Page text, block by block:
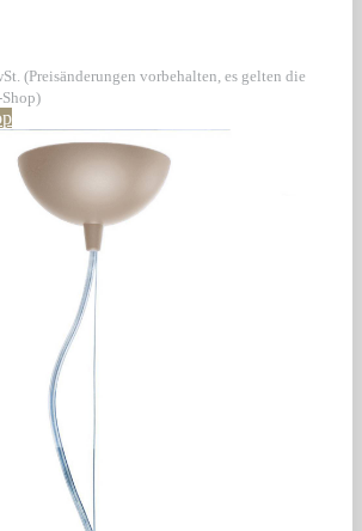
(Preisänderungen vorbehalten, es gelten die